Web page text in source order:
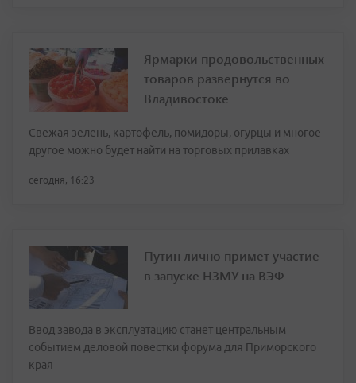
Ярмарки продовольственных
товаров развернутся во
Владивостоке
Свежая зелень, картофель, помидоры, огурцы и многое
другое можно будет найти на торговых прилавках
сегодня, 16:23
Путин лично примет участие
в запуске НЗМУ на ВЭФ
Ввод завода в эксплуатацию станет центральным
событием деловой повестки форума для Приморского
края